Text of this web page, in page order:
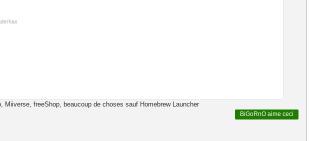
freeShop, beaucoup de choses sauf Homebrew Launcher
BiGoRnO aime ceci